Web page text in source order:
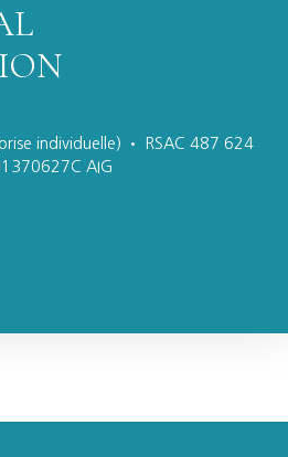
individuelle) • RSAC 487 624
AIG